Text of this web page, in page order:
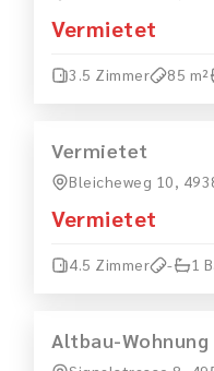
Vermietet
3.5 Zimmer 85 m²
MIETEN VERMIETET
Vermietet
Bleicheweg 10,
Vermietet
4.5 Zimmer - 1
MIETEN VERMIETET
Altbau-